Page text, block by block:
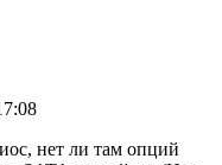
нет ли там опций